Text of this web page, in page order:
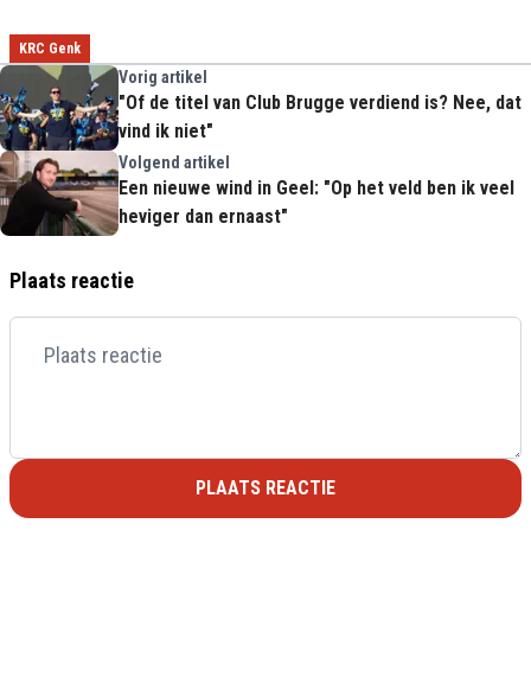
KRC Genk
Vorig artikel
"Of de titel van Club Brugge verdiend is? Nee, dat
vind ik niet"
Volgend artikel
Een nieuwe wind in Geel: "Op het veld ben ik veel
heviger dan ernaast"
Plaats reactie
PLAATS REACTIE